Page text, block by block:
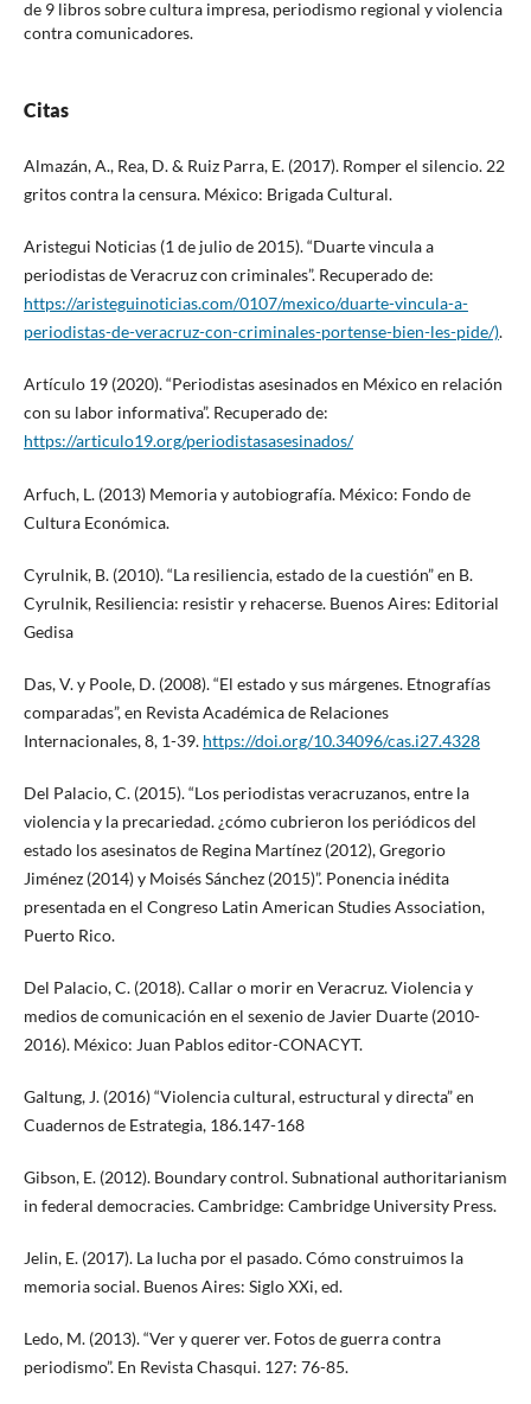
de 9 libros sobre cultura impresa, periodismo regional y violencia
contra comunicadores.
Citas
Almazán, A., Rea, D. & Ruiz Parra, E. (2017). Romper el silencio. 22
gritos contra la censura. México: Brigada Cultural.
Aristegui Noticias (1 de julio de 2015). “Duarte vincula a
periodistas de Veracruz con criminales”. Recuperado de:
https://aristeguinoticias.com/0107/mexico/duarte-vincula-a-
periodistas-de-veracruz-con-criminales-portense-bien-les-pide/).
Artículo 19 (2020). “Periodistas asesinados en México en relación
con su labor informativa”. Recuperado de:
https://articulo19.org/periodistasasesinados/
Arfuch, L. (2013) Memoria y autobiografía. México: Fondo de
Cultura Económica.
Cyrulnik, B. (2010). “La resiliencia, estado de la cuestión” en B.
Cyrulnik, Resiliencia: resistir y rehacerse. Buenos Aires: Editorial
Gedisa
Das, V. y Poole, D. (2008). “El estado y sus márgenes. Etnografías
comparadas”, en Revista Académica de Relaciones
Internacionales, 8, 1-39. https://doi.org/10.34096/cas.i27.4328
Del Palacio, C. (2015). “Los periodistas veracruzanos, entre la
violencia y la precariedad. ¿cómo cubrieron los periódicos del
estado los asesinatos de Regina Martínez (2012), Gregorio
Jiménez (2014) y Moisés Sánchez (2015)”. Ponencia inédita
presentada en el Congreso Latin American Studies Association,
Puerto Rico.
Del Palacio, C. (2018). Callar o morir en Veracruz. Violencia y
medios de comunicación en el sexenio de Javier Duarte (2010-
2016). México: Juan Pablos editor-CONACYT.
Galtung, J. (2016) “Violencia cultural, estructural y directa” en
Cuadernos de Estrategia, 186.147-168
Gibson, E. (2012). Boundary control. Subnational authoritarianism
in federal democracies. Cambridge: Cambridge University Press.
Jelin, E. (2017). La lucha por el pasado. Cómo construimos la
memoria social. Buenos Aires: Siglo XXi, ed.
Ledo, M. (2013). “Ver y querer ver. Fotos de guerra contra
periodismo”. En Revista Chasqui. 127: 76-85.